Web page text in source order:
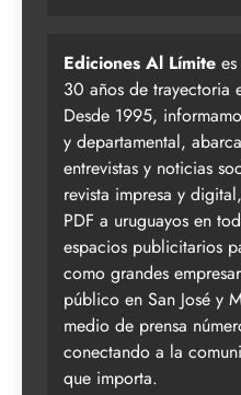
Ediciones Al Límite
30 años de trayectoria
Desde 1995,
y departamental,
entrevistas y noticias
revista impresa y
PDF a uruguayos en
espacios publicitarios
como grandes
público en San José y
medio de prensa
conectando a la
que importa.